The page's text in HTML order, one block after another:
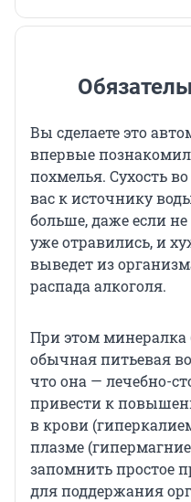
Вы сделаете это
впервые
похмелья. Сухость
вас к источнику
больше, даже если
уже отравились, и
выведет из
распада алкоголя.
При этом минералка
обычная питьевая
что она — лечебно-
привести к
в крови
плазме
запомнить простое
для поддержания